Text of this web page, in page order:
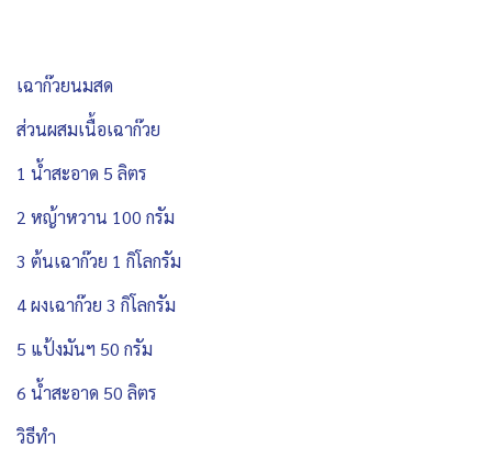
เฉาก๊วยนมสด
ส่วนผสมเนื้อเฉาก๊วย
1 น้ำสะอาด 5 ลิตร
2 หญ้าหวาน 100 กรัม
3 ต้นเฉาก๊วย 1 กิโลกรัม
4 ผงเฉาก๊วย 3 กิโลกรัม
5 แป้งมันฯ 50 กรัม
6 น้ำสะอาด 50 ลิตร
วิธีทำ